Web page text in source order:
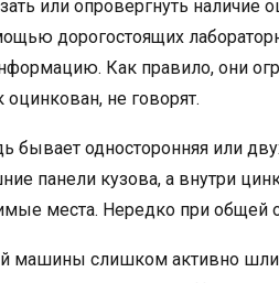
или опровергнуть
дорогостоящих
Как правило, они
оцинкован, не говорят.
бывает односторонняя или
панели кузова, а внутри
места. Нередко при общей
машины слишком активно